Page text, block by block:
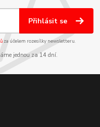
Přihlásit se
za účelem rozesílky newsletteru.
jednou za 14 dní.